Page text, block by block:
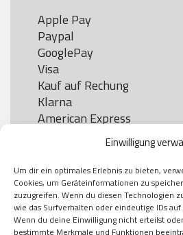
Einwilligung
Um dir ein optimales Erlebnis zu bieten,
Cookies, um Geräteinformationen zu
zuzugreifen. Wenn du diesen Technologien
wie das Surfverhalten oder eindeutige IDs
Wenn du deine Einwilligung nicht erteilst
bestimmte Merkmale und Funktionen
Apple Pay
Paypal
GooglePay
Visa
Kauf auf Rechung
Klarna
American Express
Versand
DHL
Klimaneutral